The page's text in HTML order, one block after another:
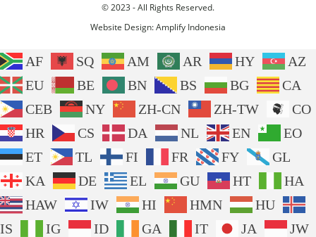
© 2023 - All Rights Reserved.
Website Design:Amplify Indonesia
AF SQ AM AR HY
AZ
EU
BE BN BS BG
CA
CEB
NY ZH-CN ZH-TW
CO
HR
CS DA NL EN
EO
ET
TL FI FR FY
GL
KA
DE EL GU HT
HA
HAW
IW HI HMN
HU
IS
IG ID GA IT JA
JW